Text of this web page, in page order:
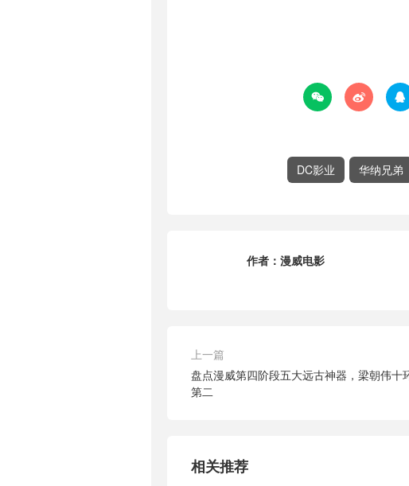
  
DC影业
华纳兄弟
作者： 漫威电影
上一篇
盘点漫威第四阶段五大远古神器，梁朝伟十
第二
相关推荐